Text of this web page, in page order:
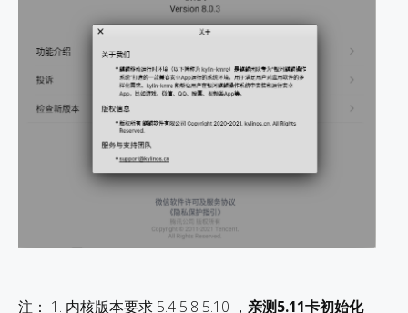
注： 1. 内核版本要求 5.4 5.8 5.10 ， 亲测5.11卡初始化